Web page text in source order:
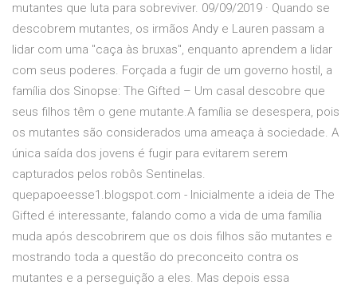
mutantes que luta para sobreviver. 09/09/2019 · Quando se
descobrem mutantes, os irmãos Andy e Lauren passam a
lidar com uma "caça às bruxas", enquanto aprendem a lidar
com seus poderes. Forçada a fugir de um governo hostil, a
família dos Sinopse: The Gifted – Um casal descobre que
seus filhos têm o gene mutante.A família se desespera, pois
os mutantes são considerados uma ameaça à sociedade. A
única saída dos jovens é fugir para evitarem serem
capturados pelos robôs Sentinelas.
quepapoeesse1.blogspot.com - Inicialmente a ideia de The
Gifted é interessante, falando como a vida de uma família
muda após descobrirem que os dois filhos são mutantes e
mostrando toda a questão do preconceito contra os
mutantes e a perseguição a eles. Mas depois essa